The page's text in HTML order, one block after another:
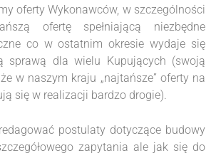
oferty Wykonawców, w szczególności
ofertę spełniającą niezbędne
co w ostatnim okresie wydaje się
sprawą dla wielu Kupujących (swoją
w naszym kraju „najtańsze” oferty na
się w realizacji bardzo drogie).
postulaty dotyczące budowy
zapytania ale jak się do